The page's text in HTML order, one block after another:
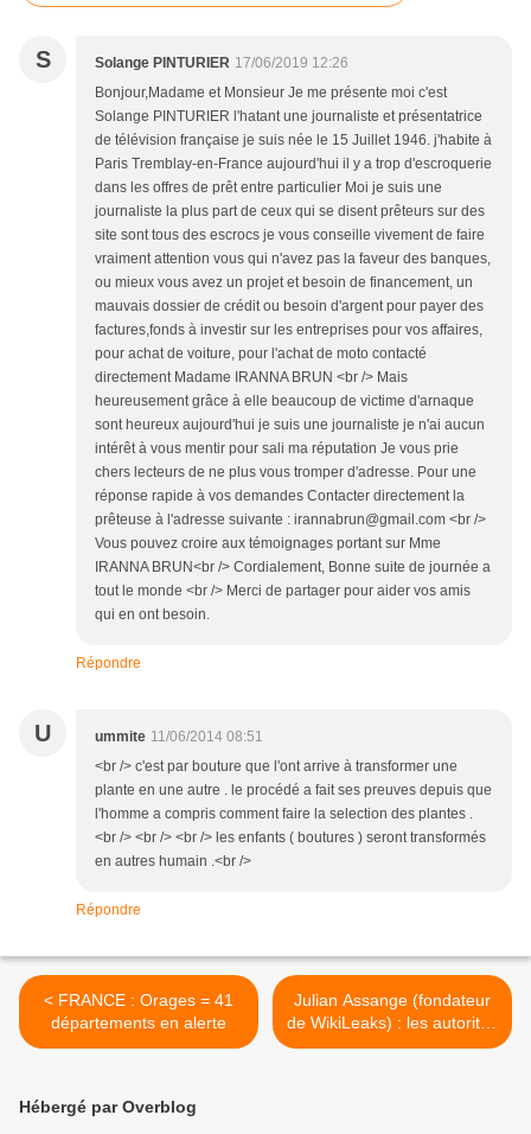
S Solange PINTURIER 17/06/2019 12:26
Bonjour,Madame et Monsieur Je me présente moi c'est
Solange PINTURIER l'hatant une journaliste et présentatrice
de télévision française je suis née le 15 Juillet 1946. j'habite à
Paris Tremblay-en-France aujourd'hui il y a trop d'escroquerie
dans les offres de prêt entre particulier Moi je suis une
journaliste la plus part de ceux qui se disent prêteurs sur des
site sont tous des escrocs je vous conseille vivement de faire
vraiment attention vous qui n'avez pas la faveur des banques,
ou mieux vous avez un projet et besoin de financement, un
mauvais dossier de crédit ou besoin d'argent pour payer des
factures,fonds à investir sur les entreprises pour vos affaires,
pour achat de voiture, pour l'achat de moto contacté
directement Madame IRANNA BRUN <br /> Mais
heureusement grâce à elle beaucoup de victime d'arnaque
sont heureux aujourd'hui je suis une journaliste je n'ai aucun
intérêt à vous mentir pour sali ma réputation Je vous prie
chers lecteurs de ne plus vous tromper d'adresse. Pour une
réponse rapide à vos demandes Contacter directement la
prêteuse à l'adresse suivante : irannabrun@gmail.com <br />
Vous pouvez croire aux témoignages portant sur Mme
IRANNA BRUN<br /> Cordialement, Bonne suite de journée a
tout le monde <br /> Merci de partager pour aider vos amis
qui en ont besoin.
Répondre
U ummite 11/06/2014 08:51
<br /> c'est par bouture que l'ont arrive à transformer une
plante en une autre . le procédé a fait ses preuves depuis que
l'homme a compris comment faire la selection des plantes .
<br /> <br /> <br /> les enfants ( boutures ) seront transformés
en autres humain .<br />
Répondre
< FRANCE : Orages = 41
départements en alerte
Julian Assange (fondateur
de WikiLeaks) : les autorités
pourront surveiller les
Hébergé par Overblog